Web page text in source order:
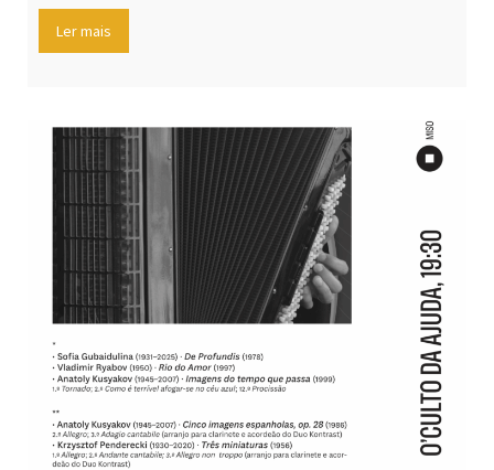
Ler mais